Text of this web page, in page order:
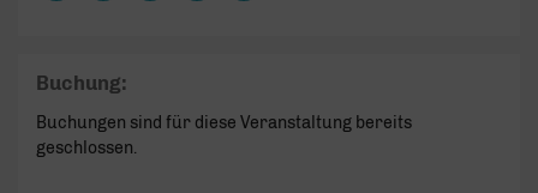
Buchung:
Buchungen sind für diese Veranstaltung bereits
geschlossen.